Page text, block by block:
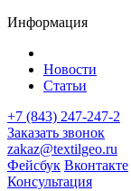
Информация
Новости
Статьи
+7 (843) 247-247-2
Заказать звонок
zakaz@textilgeo.ru
Фейсбук Вконтакте
Консультация